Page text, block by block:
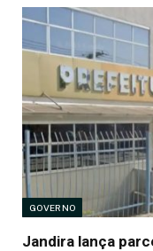
GOVERNO
Jandira lança